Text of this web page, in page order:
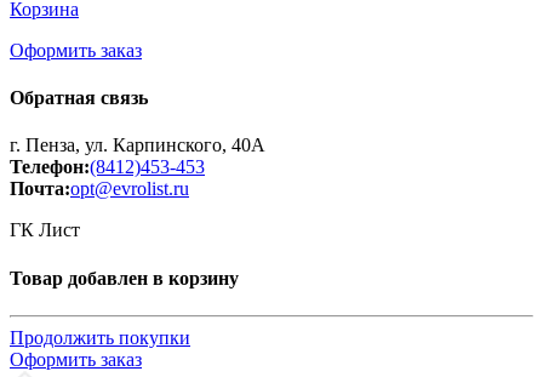
Корзина
Оформить заказ
Обратная связь
г. Пенза, ул. Карпинского, 40А
Телефон:(8412)453-453
Почта:opt@evrolist.ru
ГК Лист
Товар добавлен в корзину
Продолжить покупки
Оформить заказ